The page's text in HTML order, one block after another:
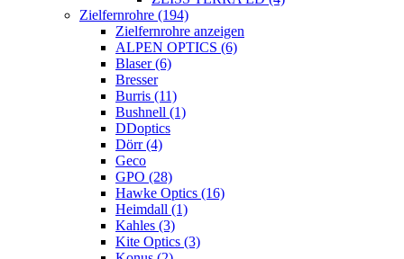
Zielfernrohre (194)
Zielfernrohre anzeigen
ALPEN OPTICS (6)
Blaser (6)
Bresser
Burris (11)
Bushnell (1)
DDoptics
Dörr (4)
Geco
GPO (28)
Hawke Optics (16)
Heimdall (1)
Kahles (3)
Kite Optics (3)